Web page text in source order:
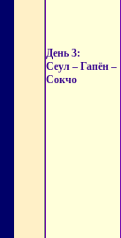
День 3:
Сеул – Гапён –
Сокчо